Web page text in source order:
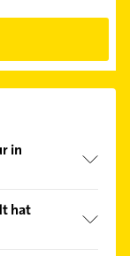
in
den
Sie sich
hat